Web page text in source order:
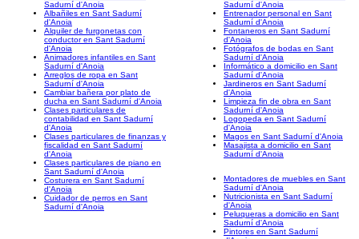
Sadurní d'Anoia
Albañiles en Sant Sadurní
d'Anoia
Alquiler de furgonetas con
conductor en Sant Sadurní
d'Anoia
Animadores infantiles en Sant
Sadurní d'Anoia
Arreglos de ropa en Sant
Sadurní d'Anoia
Cambiar bañera por plato de
ducha en Sant Sadurní d'Anoia
Clases particulares de
contabilidad en Sant Sadurní
d'Anoia
Clases particulares de finanzas y
fiscalidad en Sant Sadurní
d'Anoia
Clases particulares de piano en
Sant Sadurní d'Anoia
Costurera en Sant Sadurní
d'Anoia
Cuidador de perros en Sant
Sadurní d'Anoia
Sadurní d'Anoia
Entrenador personal en Sant
Sadurní d'Anoia
Fontaneros en Sant Sadurní
d'Anoia
Fotógrafos de bodas en Sant
Sadurní d'Anoia
Informático a domicilio en Sant
Sadurní d'Anoia
Jardineros en Sant Sadurní
d'Anoia
Limpieza fin de obra en Sant
Sadurní d'Anoia
Logopeda en Sant Sadurní
d'Anoia
Magos en Sant Sadurní d'Anoia
Masajista a domicilio en Sant
Sadurní d'Anoia
Montadores de muebles en Sant
Sadurní d'Anoia
Nutricionista en Sant Sadurní
d'Anoia
Peluqueras a domicilio en Sant
Sadurní d'Anoia
Pintores en Sant Sadurní